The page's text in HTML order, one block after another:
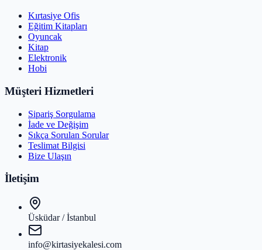
Kırtasiye Ofis
Eğitim Kitapları
Oyuncak
Kitap
Elektronik
Hobi
Müşteri Hizmetleri
Sipariş Sorgulama
İade ve Değişim
Sıkça Sorulan Sorular
Teslimat Bilgisi
Bize Ulaşın
İletişim
Üsküdar / İstanbul
info@kirtasiyekalesi.com